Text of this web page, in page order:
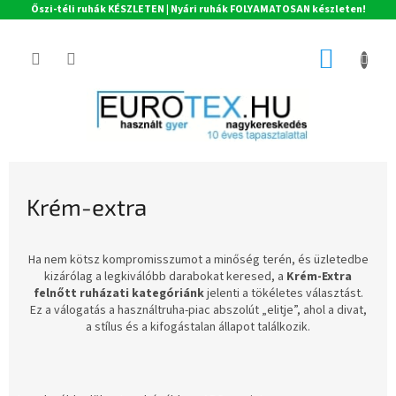
Őszi-téli ruhák KÉSZLETEN | Nyári ruhák FOLYAMATOSAN készleten!
KOSÁR
Krém-extra
Ha nem kötsz kompromisszumot a minőség terén, és üzletedbe
kizárólag a legkiválóbb darabokat keresed, a Krém-Extra
felnőtt ruházati kategóriánkjelenti a tökéletes választást.
Ez a válogatás a használtruha-piac abszolút „elitje”, ahol a divat,
a stílus és a kifogástalan állapot találkozik.